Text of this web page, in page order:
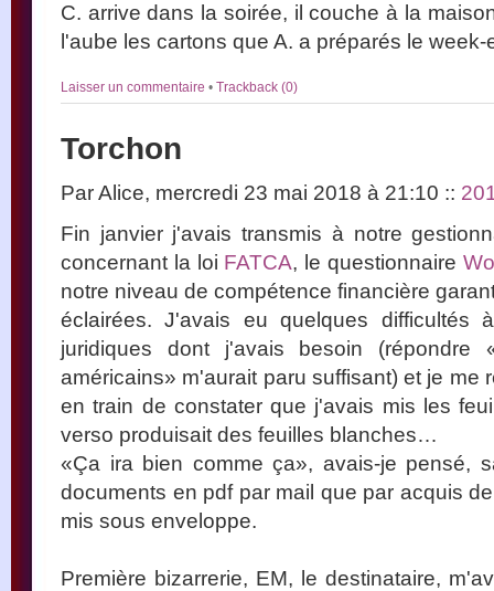
C. arrive dans la soirée, il couche à la
l'aube les cartons que A. a préparés le week-
Laisser un commentaire • Trackback (0)
Torchon
Par Alice, mercredi 23 mai 2018 à 21:10 ::
Fin janvier j'avais transmis à notre
concernant la loi FATCA, le questionnaire
notre niveau de compétence financière
éclairées. J'avais eu quelques difficultés
juridiques dont j'avais besoin (répondre
américains» m'aurait paru suffisant) et je me
en train de constater que j'avais mis les
verso produisait des feuilles blanches…
«Ça ira bien comme ça», avais-je pensé,
documents en pdf par mail que par acquis
mis sous enveloppe.
Première bizarrerie, EM, le destinataire,